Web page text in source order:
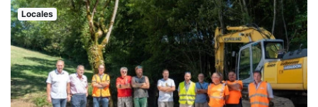
Locales